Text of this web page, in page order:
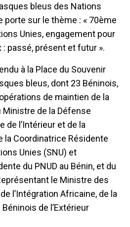
bleus des Nations
porte sur le thème : « 70ème
Unies, engagement pour
: passé, présent et futur ».
à la Place du Souvenir
bleus, dont 23 Béninois,
de maintien de la
Ministre de la Défense
de l’Intérieur et de la
la Coordinatrice Résidente
Unies (SNU) et
du PNUD au Bénin, et du
le Ministre des
l’Intégration Africaine, de la
de l’Extérieur